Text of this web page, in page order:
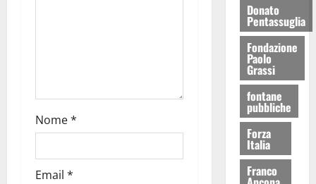
Nome*
Email *
Donato
Pentassuglia
Fondazione
Paolo
Grassi
fontane
pubbliche
Forza
Italia
Franco